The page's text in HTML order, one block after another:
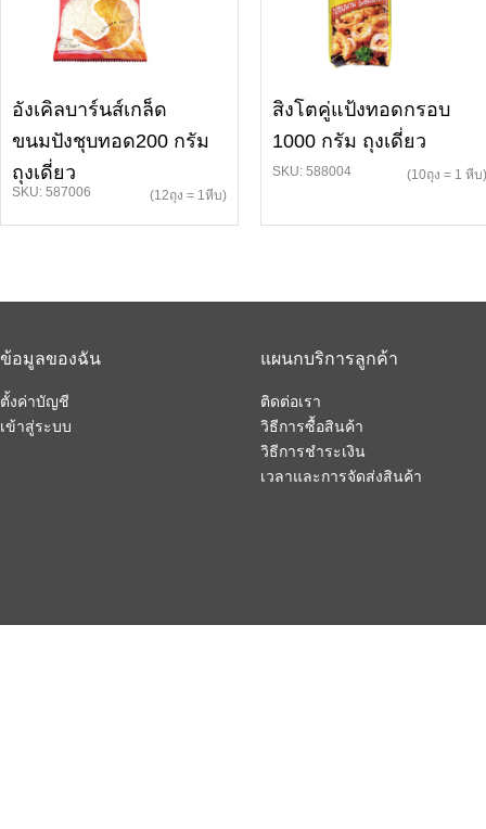
อังเคิลบาร์นส์เกล็ด
ขนมปังชุบทอด200 กรัม
ถุงเดี่ยว
SKU: 587006 (12ถุง = 1หีบ)
สิงโตคู่แป้งทอดกรอบ
1000 กรัม ถุงเดี่ยว
SKU: 588004 (10ถุง = 1 หีบ)
ข้อมูลของฉัน
ตั้งค่าบัญชี
เข้าสู่ระบบ
แผนกบริการลูกค้า
ติดต่อเรา
วิธีการซื้อสินค้า
วิธีการชำระเงิน
เวลาและการจัดส่งสินค้า